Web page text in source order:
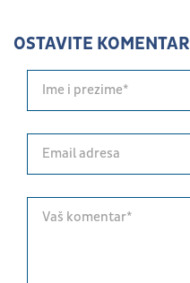
OSTAVITE KOMENTAR